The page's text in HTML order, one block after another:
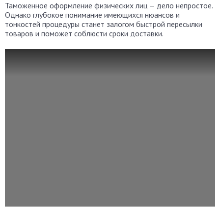
Таможенное оформление физических лиц — дело непростое.
Однако глубокое понимание имеющихся нюансов и
тонкостей процедуры станет залогом быстрой пересылки
товаров и поможет соблюсти сроки доставки.